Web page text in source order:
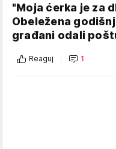
"Moja ćerka je za
Obeležena
građani odali
Reaguj 1